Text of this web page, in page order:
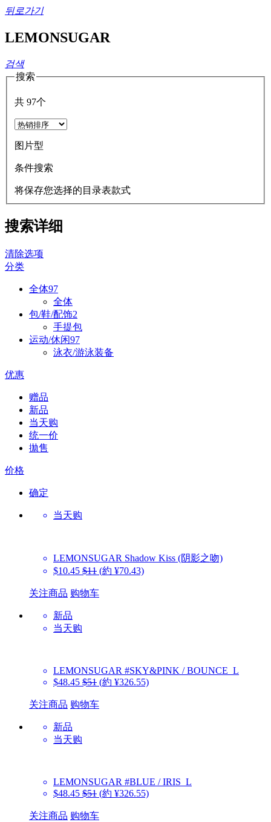
뒤로가기
LEMONSUGAR
검색
搜索
共 97个
图片型
条件搜索
将保存您选择的目录表款式
搜索详细
清除选项
分类
全体97
全体
包/鞋/配饰2
手提包
运动/休闲97
泳衣/游泳装备
优惠
赠品
新品
当天购
统一价
拋售
价格
确定
当天购
LEMONSUGAR Shadow Kiss (阴影之吻)
$10.45 $11 (約 ¥70.43)
关注商品 购物车
新品
当天购
LEMONSUGAR #SKY&PINK / BOUNCE_L
$48.45 $51 (約 ¥326.55)
关注商品 购物车
新品
当天购
LEMONSUGAR #BLUE / IRIS_L
$48.45 $51 (約 ¥326.55)
关注商品 购物车